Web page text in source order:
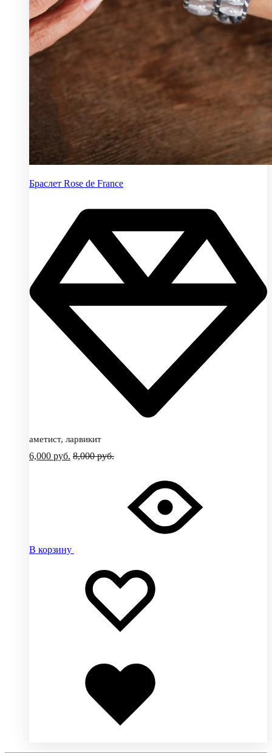
Браслет Rose de France
аметист, ларвикит
6,000 руб. 8,000руб.
В корзину